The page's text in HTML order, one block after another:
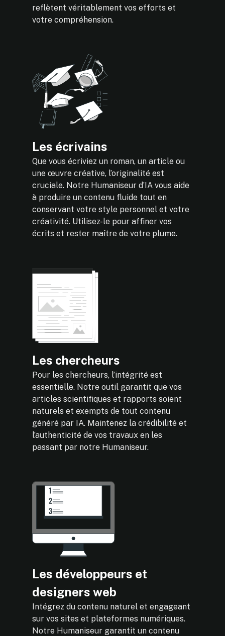
reflètent véritablement vos efforts et
votre compréhension.
Les écrivains
Que vous écriviez un roman, un article ou
une œuvre créative, l’originalité est
cruciale. Notre Humaniseur d’IA vous aide
à produire un contenu fluide tout en
conservant votre style personnel et votre
créativité. Utilisez-le pour affiner vos
écrits et rester maître de votre plume.
Les chercheurs
Pour les chercheurs, l’intégrité est
essentielle. Notre outil garantit que vos
articles scientifiques et rapports soient
naturels et exempts de tout contenu
généré par IA. Maintenez la crédibilité et
l’authenticité de vos travaux en les
passant par notre Humaniseur.
Les développeurs et
designers web
Intégrez du contenu naturel et engageant
sur vos sites et plateformes numériques.
Notre Humaniseur garantit un contenu